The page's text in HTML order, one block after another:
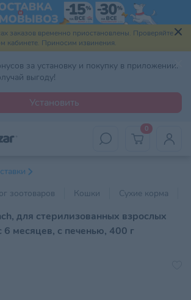
заказов временно приостановлены. Проверяйте
кабинете. Приносим извинения.
за установку и покупку в приложении.
выгоду!
Установить
0
зоотоваров Кошки Сухие корма
для стерилизованных взрослых
6 месяцев, с печенью, 400 г